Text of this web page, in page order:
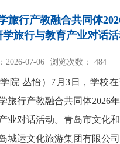
旅行产教融合共同体
学旅行与教育产业对话
2026-07-06 浏览次数： 484
院 丛怡） 7月3日，学校
旅行产教融合共同体2026
业对话活动。青岛市文化
城运文化旅游集团有限公